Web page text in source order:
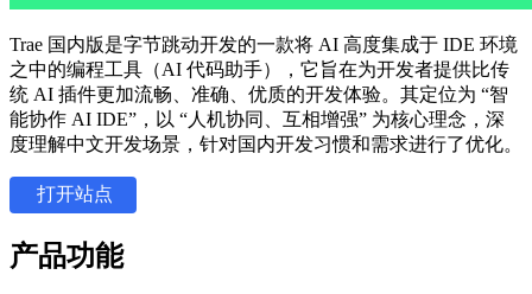
Trae 国内版是字节跳动开发的一款将 AI 高度集成于 IDE 环境
之中的编程工具（AI 代码助手），它旨在为开发者提供比传
统 AI 插件更加流畅、准确、优质的开发体验。其定位为 “智
能协作 AI IDE”，以 “人机协同、互相增强” 为核心理念，深
度理解中文开发场景，针对国内开发习惯和需求进行了优化。
打开站点
产品功能